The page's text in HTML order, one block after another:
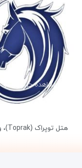
مشاهده جزئیات
هتل توپراک (Toprak)،